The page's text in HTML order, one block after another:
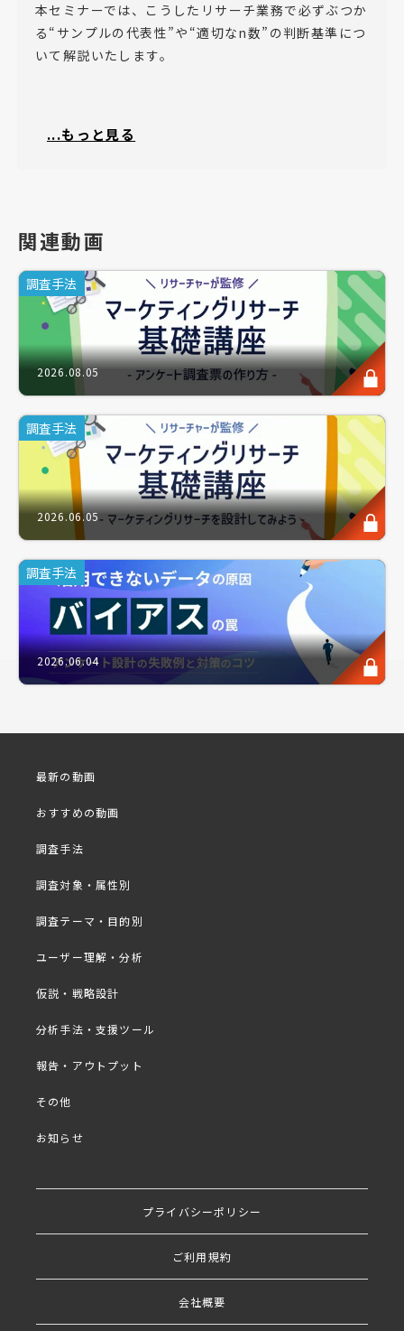
本セミナーでは、こうしたリサーチ業務で必ずぶつか
る“サンプルの代表性”や“適切なn数”の判断基準につ
いて解説いたします。
お悩みの方
を持って答えたい方
コンパクトに専門知識を学ぶ、アスマークのショート
セミナーシリーズです。
マーケティングリサーチの企画段階で、最も多くの方
が頭を悩ませるのはサンプルサイズ（n数）の決定で
はないでしょうか。
「ネットリサーチの結果は、本当に世の中の意見を代
表しているのか？」
「サンプルサイズが少なすぎると、データに意味がな
くなってしまうのではないか？」
る“サンプルの代表性”や“適切なn数”の判断基準につ
にn数を決めるべきか、その具体的な落としどころを
整理。調査目的別の考え方や、出現率が低いターゲッ
お伝えします。
つかるショートセミナーです。
※好評につき、過去実施したセミナーを動画放映形式
で無料公開いたします。
さい。
のでご了承ください。
■プログラム
・「サンプルの代表性」はどこまで追求すべきか？
・サンプルサイズの決定要因とコストの最適化
...もっと見る
関連動画
調査手法
2026.08.05
調査手法
2026.06.05
調査手法
2026.06.04
最新の動画
おすすめの動画
調査手法
調査対象・属性別
調査テーマ・目的別
ユーザー理解・分析
仮説・戦略設計
分析手法・支援ツール
報告・アウトプット
その他
お知らせ
プライバシーポリシー
ご利用規約
会社概要